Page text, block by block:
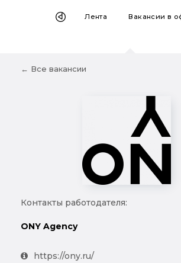
Лента Вакансиив
← Все вакансии
Контакты работодателя:
ONY Agency
https://ony.ru/